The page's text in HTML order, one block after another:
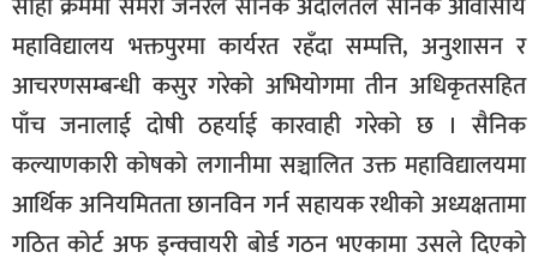
महाविद्यालय भक्तपुरमा कार्यरत रहँदा सम्पत्ति, अनुशासन र
आचरणसम्बन्धी कसुर गरेको अभियोगमा तीन अधिकृतसहित
पाँच जनालाई दोषी ठहर्याई कारवाही गरेको छ । सैनिक
कल्याणकारी कोषको लगानीमा सञ्चालित उक्त महाविद्यालयमा
आर्थिक अनियमितता छानविन गर्न सहायक रथीको अध्यक्षतामा
गठित कोर्ट अफ इन्क्वायरी बोर्ड गठन भएकामा उसले दिएको